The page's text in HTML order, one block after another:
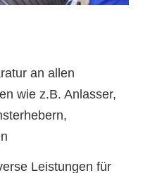
an allen
wie z.B. Anlasser,
Leistungen für